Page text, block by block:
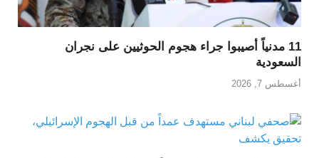
11 مدنياً أصيبوا جراء هجوم الحوثيين على نجران
السعودية
أغسطس 7, 2026